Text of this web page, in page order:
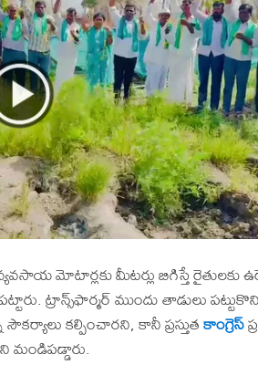
మోటార్లకు మీటర్లు బిగిస్తే రైతులకు
ట్రాన్స్‌ఫార్మర్ ముందు తాడులు
కల్పించారని, కానీ ప్రస్తుతకాంగ్రెస్
మండిపడ్డారు.